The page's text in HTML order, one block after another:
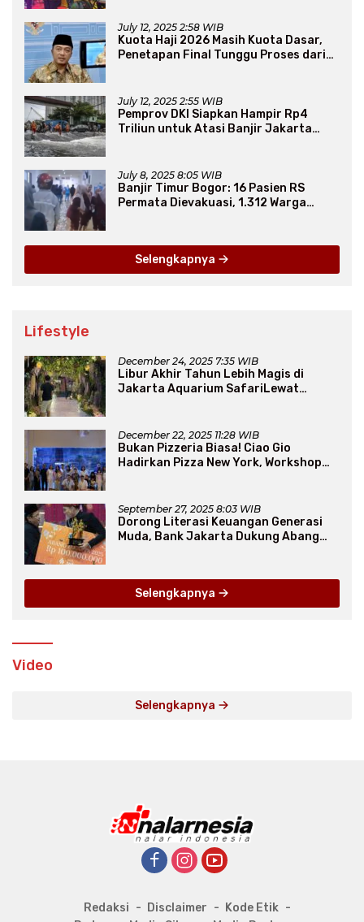
July 12, 2025 2:58 WIB
Kuota Haji 2026 Masih Kuota Dasar,
Penetapan Final Tunggu Proses dari
July 12, 2025 2:55 WIB
Pemprov DKI Siapkan Hampir Rp4
Triliun untuk Atasi Banjir Jakarta
July 8, 2025 8:05 WIB
Banjir Timur Bogor: 16 Pasien RS
Permata Dievakuasi, 1.312 Warga
Selengkapnya
Lifestyle
December 24, 2025 7:35 WIB
Libur Akhir Tahun Lebih Magis di
Jakarta Aquarium SafariLewat
December 22, 2025 11:28 WIB
Bukan Pizzeria Biasa! Ciao Gio
Hadirkan Pizza New York, Workshop
September 27, 2025 8:03 WIB
Dorong Literasi Keuangan Generasi
Muda, Bank Jakarta Dukung Abang
Selengkapnya
Video
Selengkapnya
Redaksi Disclaimer
Kode Etik